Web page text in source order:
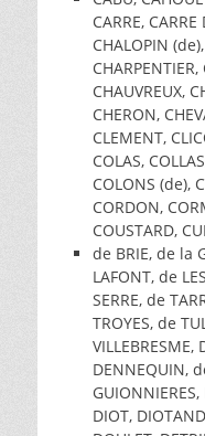
CARRE,
CHALOPIN
CHAUVREUX,
CHERON,
CLEMENT,
COLAS,
COLONS (de),
CORDON,
COUSTARD,
de BRIE, de la
LAFONT, de
SERRE, de
TROYES, de
VILLEBRESME,
DENNEQUIN,
GUIONNIERES,
DIOT,